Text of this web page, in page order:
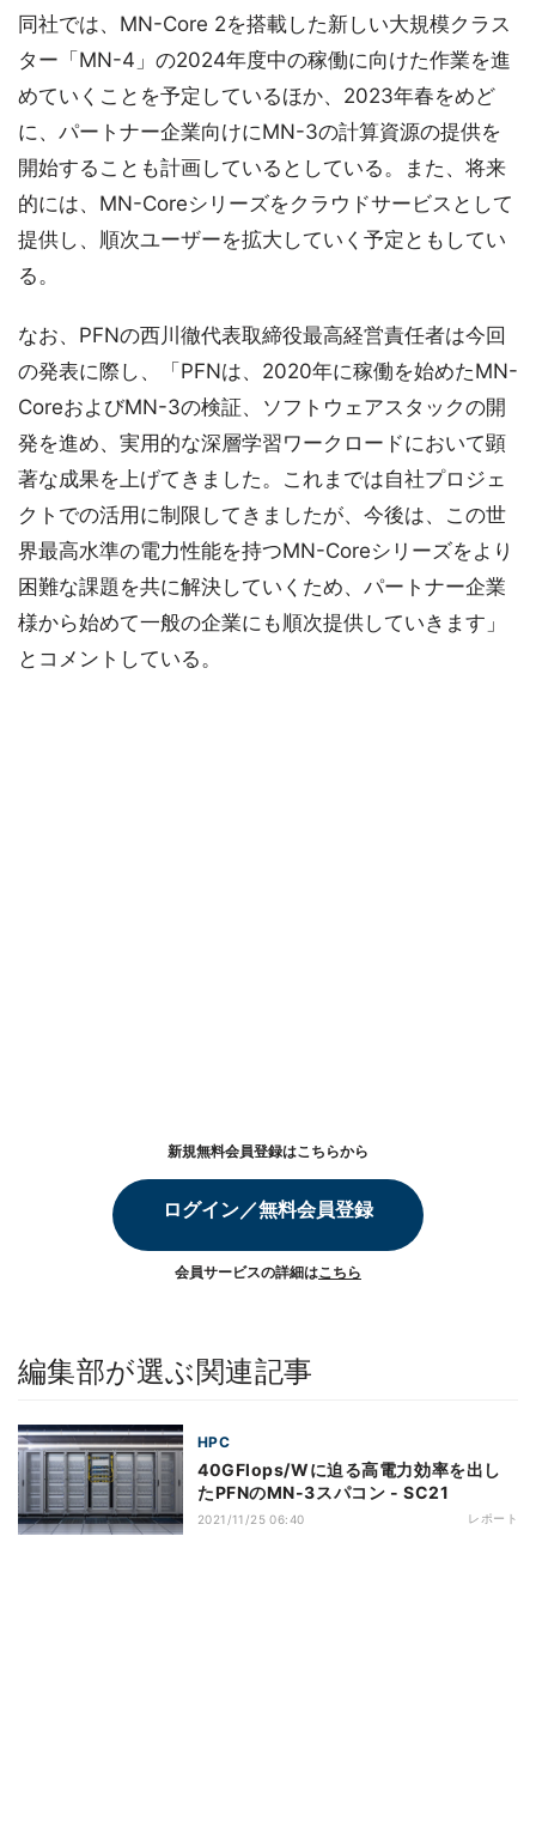
同社では、MN-Core 2を搭載した新しい大規模クラス
ター「MN-4」の2024年度中の稼働に向けた作業を進
めていくことを予定しているほか、2023年春をめど
に、パートナー企業向けにMN-3の計算資源の提供を
開始することも計画しているとしている。また、将来
的には、MN-Coreシリーズをクラウドサービスとして
提供し、順次ユーザーを拡大していく予定ともしてい
る。
なお、PFNの西川徹代表取締役最高経営責任者は今回
の発表に際し、「PFNは、2020年に稼働を始めたMN-
CoreおよびMN-3の検証、ソフトウェアスタックの開
発を進め、実用的な深層学習ワークロードにおいて顕
著な成果を上げてきました。これまでは自社プロジェ
クトでの活用に制限してきましたが、今後は、この世
界最高水準の電力性能を持つMN-Coreシリーズをより
困難な課題を共に解決していくため、パートナー企業
様から始めて一般の企業にも順次提供していきます」
とコメントしている。
新規無料会員登録はこちらから
ログイン／無料会員登録
会員サービスの詳細はこちら
編集部が選ぶ関連記事
HPC
40GFlops/Wに迫る高電力効率を出し
たPFNのMN-3スパコン - SC21
2021/11/25 06:40 レポート